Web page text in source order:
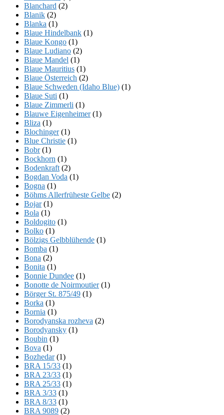
Blanchard (2)
Blanik (2)
Blanka (1)
Blaue Hindelbank (1)
Blaue Kongo (1)
Blaue Ludiano (2)
Blaue Mandel (1)
Blaue Mauritius (1)
Blaue Österreich (2)
Blaue Schweden (Idaho Blue) (1)
Blaue Suti (1)
Blaue Zimmerli (1)
Blauwe Eigenheimer(1)
Bliza (1)
Blochinger(1)
Blue Christie (1)
Bobr(1)
Bockhorn (1)
Bodenkraft (2)
Bogdan Voda (1)
Bogna (1)
Böhms Allerfrüheste Gelbe (2)
Bojar(1)
Bola (1)
Boldogito (1)
Bolko (1)
Bölzigs Gelbblühende (1)
Bomba (1)
Bona (2)
Bonita (1)
Bonnie Dundee (1)
Bonotte de Noirmoutier(1)
Börger St. 875/49 (1)
Borka (1)
Bornia (1)
Borodyanska rozheva (2)
Borodyansky (1)
Boubin (1)
Bova (1)
Bozhedar(1)
BRA 15/33 (1)
BRA 23/33 (1)
BRA 25/33 (1)
BRA 3/33 (1)
BRA 8/33 (1)
BRA 9089 (2)